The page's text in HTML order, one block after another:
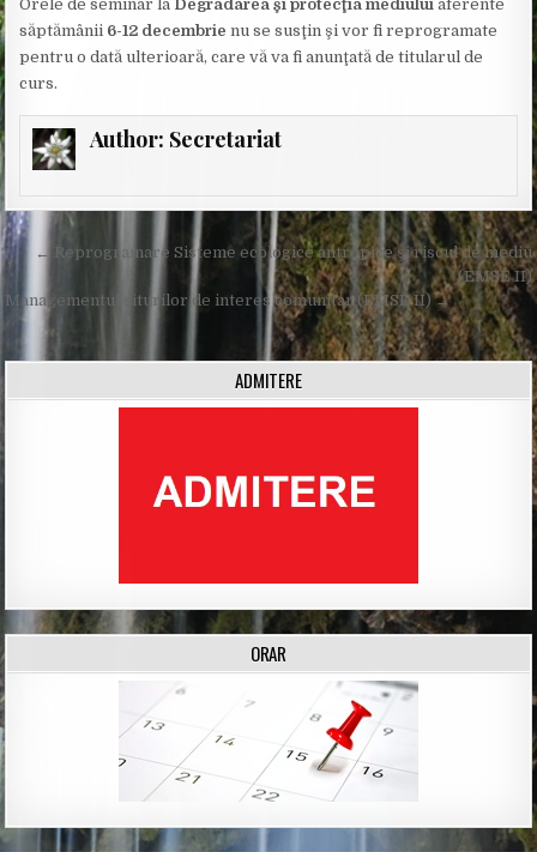
Orele de seminar la Degradarea şi protecţia mediului aferente
săptămânii 6-12 decembrie nu se susţin şi vor fi reprogramate
pentru o dată ulterioară, care vă va fi anunţată de titularul de
curs.
Author: Secretariat
Post
navigation
← Reprogramare Sisteme ecologice antropice şi riscul de mediu
(EMSE II)
Managementul siturilor de interes comunitar (EMSE II) →
ADMITERE
ORAR